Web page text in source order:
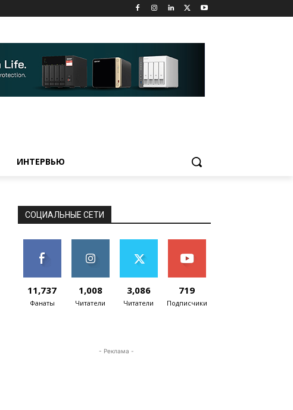
ИНТЕРВЬЮ
СОЦИАЛЬНЫЕ СЕТИ
11,737
Фанаты
1,008
Читатели
3,086
Читатели
719
Подписчики
- Реклама -